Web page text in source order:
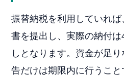
振替納税を利用していれ
書を提出し、実際の納付
しとなります。資金が足
告だけは期限内に行うこ